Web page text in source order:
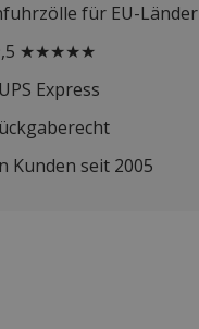
für EU-Länder
★★★★★
Express
Kunden seit 2005